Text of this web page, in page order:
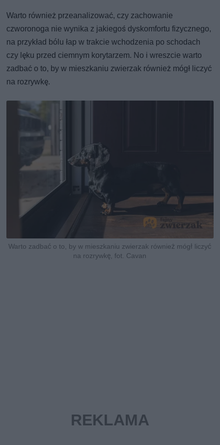
Warto również przeanalizować, czy zachowanie
czworonoga nie wynika z jakiegoś dyskomfortu fizycznego,
na przykład bólu łap w trakcie wchodzenia po schodach
czy lęku przed ciemnym korytarzem. No i wreszcie warto
zadbać o to, by w mieszkaniu zwierzak również mógł liczyć
na rozrywkę.
Warto zadbać o to, by w mieszkaniu zwierzak również mógł liczyć
na rozrywkę, fot. Cavan